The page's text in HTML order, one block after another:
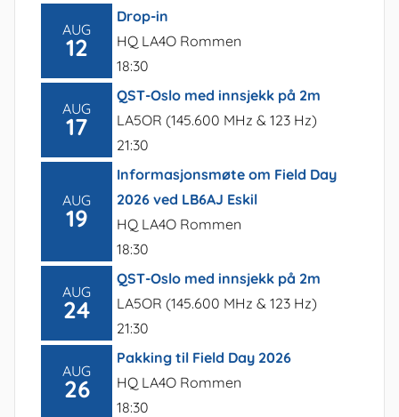
AUG
12
Drop-in
HQ LA4O Rommen
18:30
AUG
17
QST-Oslo med innsjekk på 2m
LA5OR (145.600 MHz & 123 Hz)
21:30
AUG
19
Informasjonsmøte om Field Day
2026 ved LB6AJ Eskil
HQ LA4O Rommen
18:30
AUG
24
QST-Oslo med innsjekk på 2m
LA5OR (145.600 MHz & 123 Hz)
21:30
AUG
26
Pakking til Field Day 2026
HQ LA4O Rommen
18:30